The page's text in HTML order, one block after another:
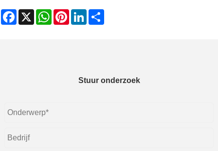
Facebook
X WhatsAppPinterestLinkedIn
Stuur onderzoek